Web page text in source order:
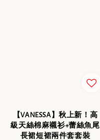
【VANESSA】秋上新！高
級天絲棉麻襯衫+蕾絲魚尾
長裙短裙兩件套套裝